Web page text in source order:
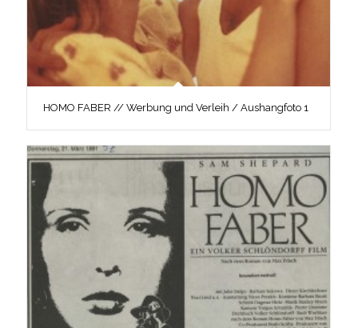
HOMO FABER // Werbung und Verleih / Aushangfoto 1